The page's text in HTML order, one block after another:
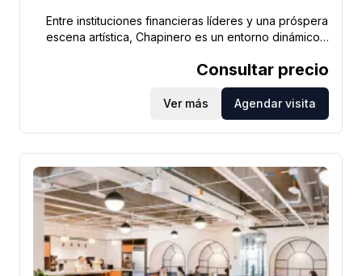
Entre instituciones financieras líderes y una próspera
escena artística, Chapinero es un entorno dinámico
oficinas en la Calle 81 tiene todo lo que necesita
para lograr sus objetivos laborales. Conéctese con
compañeros de trabajo en nuestros ingeniosos
salones, organice una lluvia de ideas en nuestras
salas de conferencias colaborativas o finalice su
próxima estrategia en una tranquila oficina privada.
Viajar diariamente es fácil con los autobuses AK 11 y
AC 82 en la Carrera 11 a solo dos minutos a pie. El
área circundante es un punto de contacto para los
visionarios culinarios y del diseño, lo que la
convierte en una transición perfecta del trabajo al
juego. Después del trabajo, celebre las victorias del
equipo en la cervecería artesanal Statua Rota o
Consultar precio
Ver más Agendar visita